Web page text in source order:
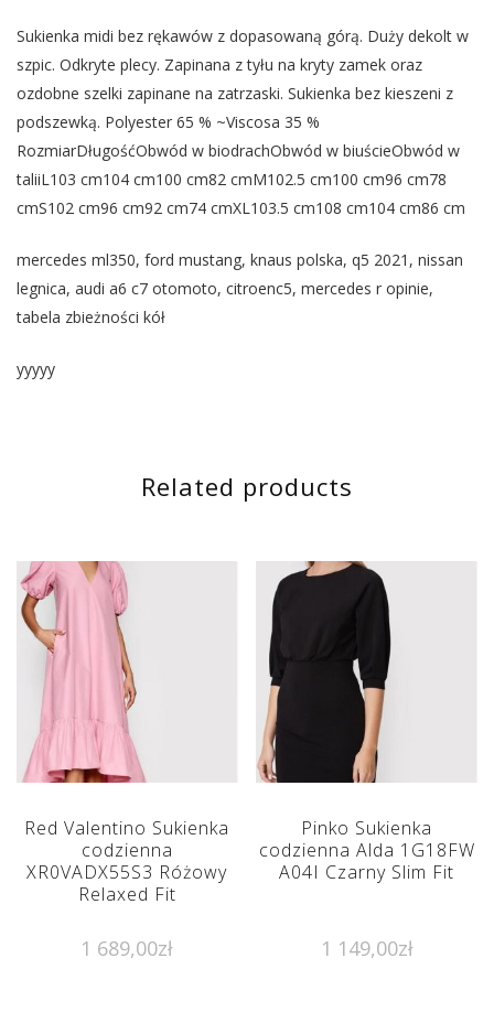
Sukienka midi bez rękawów z dopasowaną górą. Duży dekolt w
szpic. Odkryte plecy. Zapinana z tyłu na kryty zamek oraz
ozdobne szelki zapinane na zatrzaski. Sukienka bez kieszeni z
podszewką. Polyester 65 % ~Viscosa 35 %
RozmiarDługośćObwód w biodrachObwód w biuścieObwód w
taliiL103 cm104 cm100 cm82 cmM102.5 cm100 cm96 cm78
cmS102 cm96 cm92 cm74 cmXL103.5 cm108 cm104 cm86 cm
mercedes ml350, ford mustang, knaus polska, q5 2021, nissan
legnica, audi a6 c7 otomoto, citroenc5, mercedes r opinie,
tabela zbieżności kół
yyyyy
Related products
Red Valentino Sukienka
codzienna
XR0VADX55S3 Różowy
Relaxed Fit
1 689,00zł
Pinko Sukienka
codzienna Alda 1G18FW
A04I Czarny Slim Fit
1 149,00zł